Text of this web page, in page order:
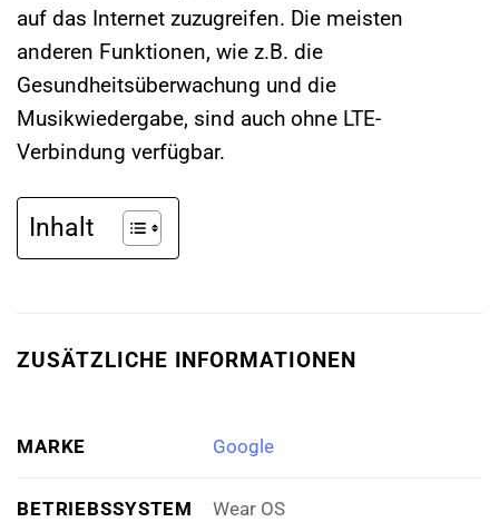
auf das Internet zuzugreifen. Die meisten
anderen Funktionen, wie z.B. die
Gesundheitsüberwachung und die
Musikwiedergabe, sind auch ohne LTE-
Verbindung verfügbar.
Inhalt
ZUSÄTZLICHE INFORMATIONEN
MARKE Google
BETRIEBSSYSTEM Wear OS